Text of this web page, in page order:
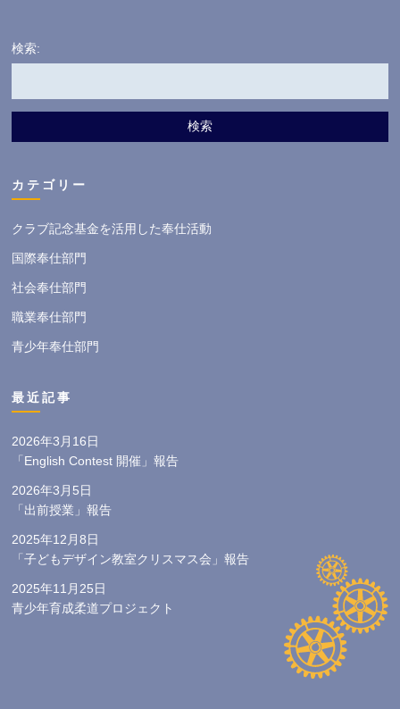
検索:
検索
カテゴリー
クラブ記念基金を活用した奉仕活動
国際奉仕部門
社会奉仕部門
職業奉仕部門
青少年奉仕部門
最近記事
2026年3月16日
「English Contest 開催」報告
2026年3月5日
「出前授業」報告
2025年12月8日
「子どもデザイン教室クリスマス会」報告
2025年11月25日
青少年育成柔道プロジェクト